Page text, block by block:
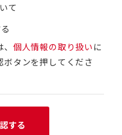
て
個人情報の取り扱い に
タンを押してくださ